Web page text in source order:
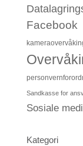
Facebook
Sandkasse for
Sosiale
Kategori